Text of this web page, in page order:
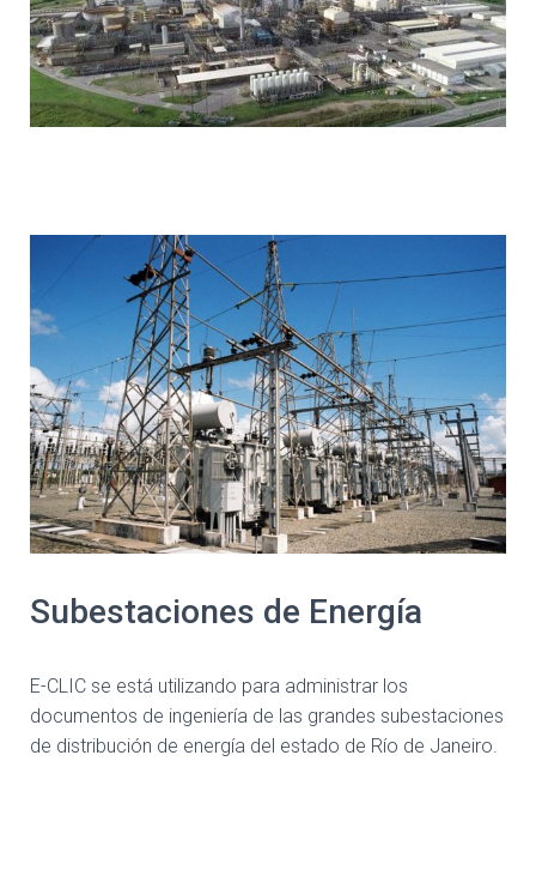
Subestaciones de Energía
E-CLIC se está utilizando para administrar los
documentos de ingeniería de las grandes subestaciones
de distribución de energía del estado de Río de Janeiro.